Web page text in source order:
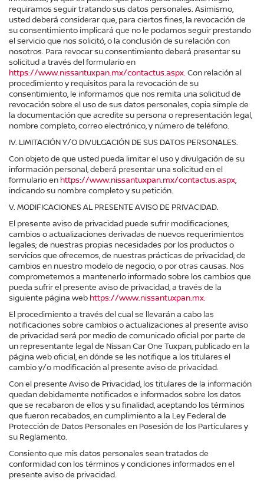
requiramos seguir tratando sus datos personales. Asimismo,
usted deberá considerar que, para ciertos fines, la revocación de
su consentimiento implicará que no le podamos seguir prestando
el servicio que nos solicitó, o la conclusión de su relación con
nosotros. Para revocar su consentimiento deberá presentar su
solicitud a través del formulario en
https://www.nissantuxpan.mx/contactus.aspx. Con relación al
procedimiento y requisitos para la revocación de su
consentimiento, le informamos que nos remita una solicitud de
revocación sobre el uso de sus datos personales, copia simple de
la documentación que acredite su persona o representación legal,
nombre completo, correo electrónico, y número de teléfono.
IV. LIMITACIÓN Y/O DIVULGACIÓN DE SUS DATOS PERSONALES.
Con objeto de que usted pueda limitar el uso y divulgación de su
información personal, deberá presentar una solicitud en el
formulario en https://www.nissantuxpan.mx/contactus.aspx,
indicando su nombre completo y su petición.
V. MODIFICACIONES AL PRESENTE AVISO DE PRIVACIDAD.
El presente aviso de privacidad puede sufrir modificaciones,
cambios o actualizaciones derivadas de nuevos requerimientos
legales; de nuestras propias necesidades por los productos o
servicios que ofrecemos, de nuestras prácticas de privacidad, de
cambios en nuestro modelo de negocio, o por otras causas. Nos
comprometemos a mantenerlo informado sobre los cambios que
pueda sufrir el presente aviso de privacidad, a través de la
siguiente página web https://www.nissantuxpan.mx.
El procedimiento a través del cual se llevarán a cabo las
notificaciones sobre cambios o actualizaciones al presente aviso
de privacidad será por medio de comunicado oficial por parte de
un representante legal de Nissan Car One Tuxpan, publicado en la
página web oficial, en dónde se les notifique a los titulares el
cambio y/o modificación al presente aviso de privacidad.
Con el presente Aviso de Privacidad, los titulares de la información
quedan debidamente notificados e informados sobre los datos
que se recabaron de ellos y su finalidad, aceptando los términos
que fueron recabados, en cumplimiento a la Ley Federal de
Protección de Datos Personales en Posesión de los Particulares y
su Reglamento.
Consiento que mis datos personales sean tratados de
conformidad con los términos y condiciones informados en el
presente aviso de privacidad.